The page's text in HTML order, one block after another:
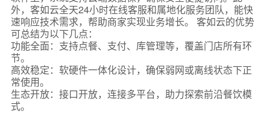
外，客如云全天24小时在线客服和属地化服务团队，能快
速响应技术需求，帮助商家实现业务增长。 客如云的优势
可总结为以下几点：
功能全面：支持点餐、支付、库管理等，覆盖门店所有环
节。
高效稳定：软硬件一体化设计，确保弱网或离线状态下正
常使用。
生态开放：接口开放，连接多平台，助力探索前沿餐饮模
式。